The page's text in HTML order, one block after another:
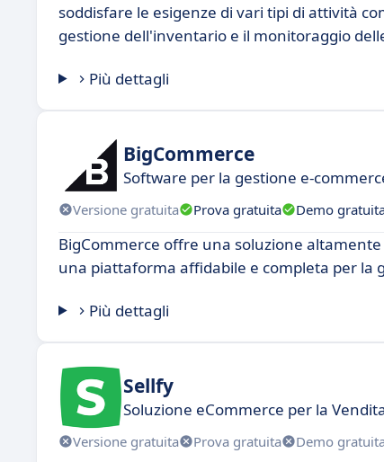
soddisfare le esigenze di vari tipi di attività
gestione dell'inventario e il monitoraggio
Più dettagli
BigCommerce
Software per la gestione e-
Versione gratuita Prova gratuita Demo
BigCommerce offre una soluzione
una piattaforma affidabile e completa per la
Più dettagli
Sellfy
Soluzione eCommerce per la
Versione gratuita Prova gratuita Demo